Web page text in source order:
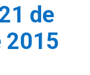
de
2015